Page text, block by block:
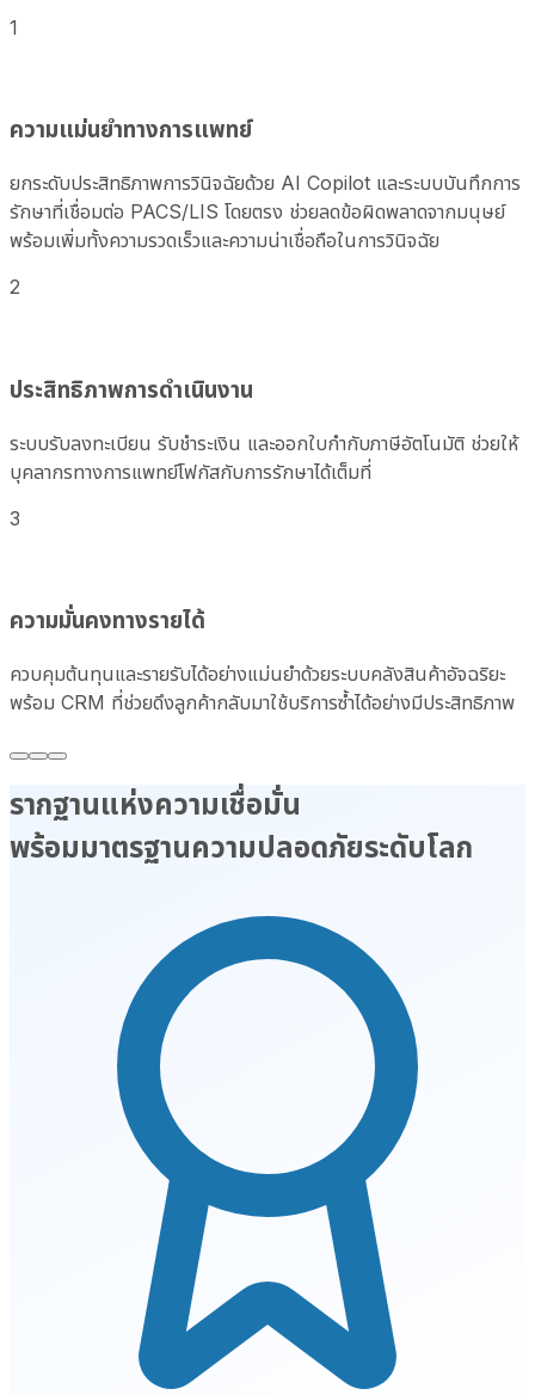
1
ความแม่นยำทางการแพทย์
ยกระดับประสิทธิภาพการวินิจฉัยด้วย AI Copilot และระบบบันทึกการ
รักษาที่เชื่อมต่อ PACS/LIS โดยตรง ช่วยลดข้อผิดพลาดจากมนุษย์
พร้อมเพิ่มทั้งความรวดเร็วและความน่าเชื่อถือในการวินิจฉัย
2
ประสิทธิภาพการดำเนินงาน
ระบบรับลงทะเบียน รับชำระเงิน และออกใบกำกับภาษีอัตโนมัติ ช่วยให้
บุคลากรทางการแพทย์โฟกัสกับการรักษาได้เต็มที่
3
ความมั่นคงทางรายได้
ควบคุมต้นทุนและรายรับได้อย่างแม่นยำด้วยระบบคลังสินค้าอัจฉริยะ
พร้อม CRM ที่ช่วยดึงลูกค้ากลับมาใช้บริการซ้ำได้อย่างมีประสิทธิภาพ
รากฐานแห่งความเชื่อมั่น
พร้อมมาตรฐานความปลอดภัยระดับโลก